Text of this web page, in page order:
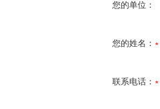
您的单位：
您的姓名：
联系电话：